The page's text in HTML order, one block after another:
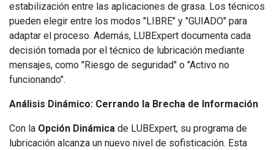
estabilización entre las aplicaciones de grasa. Los técnicos
pueden elegir entre los modos "LIBRE" y "GUIADO" para
adaptar el proceso. Además, LUBExpert documenta cada
decisión tomada por el técnico de lubricación mediante
mensajes, como "Riesgo de seguridad" o "Activo no
funcionando".
Análisis Dinámico: Cerrando la Brecha de Información
Con la Opción Dinámica de LUBExpert, su programa de
lubricación alcanza un nuevo nivel de sofisticación. Esta